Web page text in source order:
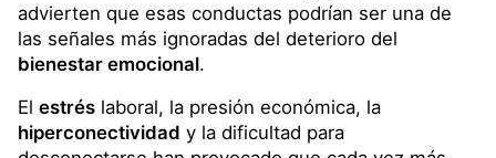
advierten que esas conductas podrían ser una de
las señales más ignoradas del deterioro del
bienestar emocional.
El estrés laboral, la presión económica, la
hiperconectividad y la dificultad para